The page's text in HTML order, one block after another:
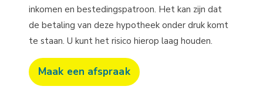
inkomen en bestedingspatroon. Het kan zijn dat
de betaling van deze hypotheek onder druk komt
te staan. U kunt het risico hierop laag houden.
Maak een afspraak